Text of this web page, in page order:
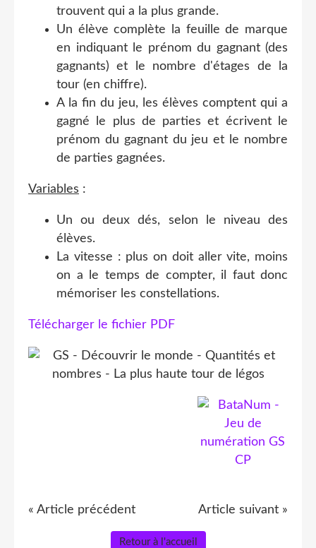
trouvent qui a la plus grande.
Un élève complète la feuille de marque
en indiquant le prénom du gagnant (des
gagnants) et le nombre d'étages de la
tour (en chiffre).
A la fin du jeu, les élèves comptent qui a
gagné le plus de parties et écrivent le
prénom du gagnant du jeu et le nombre
de parties gagnées.
Variables :
Un ou deux dés, selon le niveau des
élèves.
La vitesse : plus on doit aller vite, moins
on a le temps de compter, il faut donc
mémoriser les constellations.
Télécharger le fichier PDF
« Article précédent Article suivant »
Retour à l'accueil